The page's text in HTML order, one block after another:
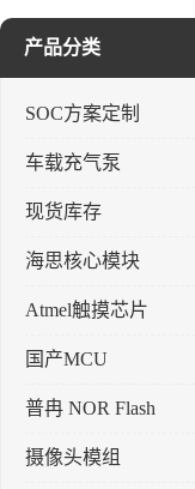
产品分类
SOC方案定制
车载充气泵
现货库存
海思核心模块
Atmel触摸芯片
国产MCU
普冉 NOR Flash
摄像头模组